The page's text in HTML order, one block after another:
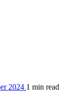
2024 1 min read